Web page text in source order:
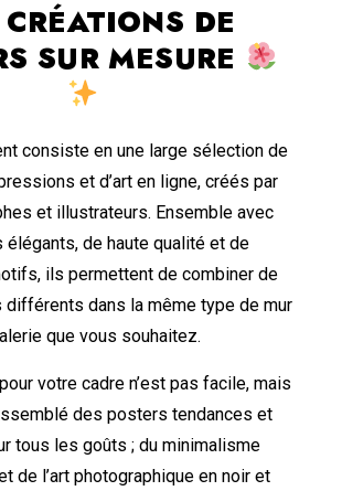
DE
SUR MESURE
consiste en une large sélection de
et d’art en ligne, créés par
et illustrateurs. Ensemble avec
élégants, de haute qualité et de
ils permettent de combiner de
dans la même type de mur
que vous souhaitez.
votre cadre n’est pas facile, mais
des posters tendances et
tous les goûts ; du minimalisme
de l’art photographique en noir et